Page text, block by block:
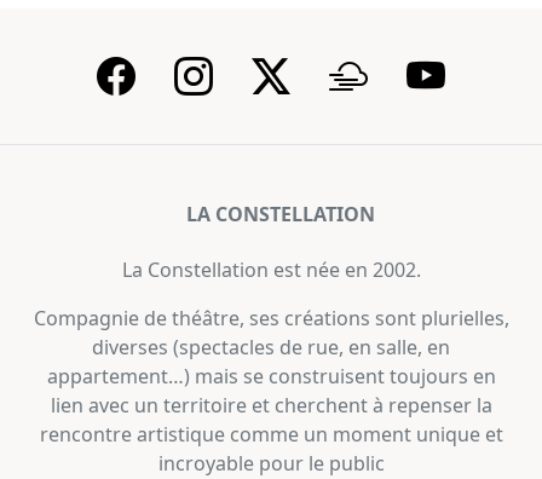
LA CONSTELLATION
La Constellation est née en 2002.
Compagnie de théâtre, ses créations sont plurielles,
diverses (spectacles de rue, en salle, en
appartement…) mais se construisent toujours en
lien avec un territoire et cherchent à repenser la
rencontre artistique comme un moment unique et
incroyable pour le public